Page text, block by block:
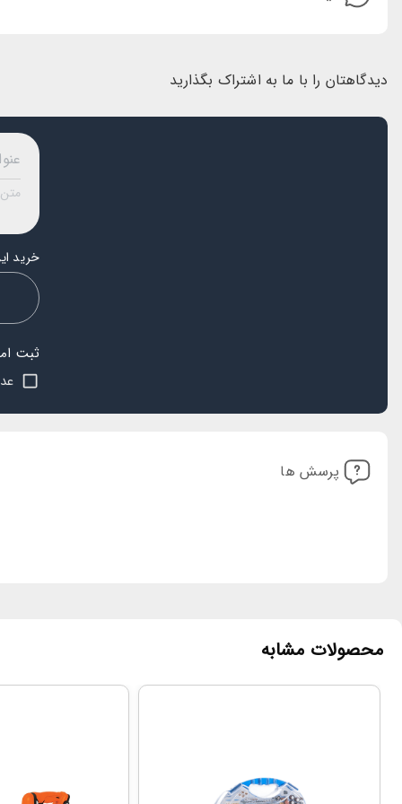
دیدگاهتان را با ما به اشتراک بگذارید
خرید
ثبت
پرسش ها
محصولات مشابه